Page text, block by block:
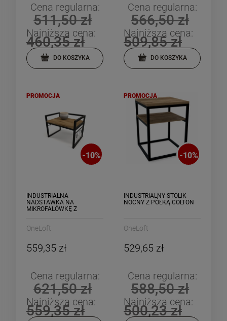
Cena regularna:
511,50 zł
Najniższa cena:
460,35 zł
DO KOSZYKA
Cena regularna:
566,50 zł
Najniższa cena:
509,85 zł
DO KOSZYKA
-10%
INDUSTRIALNA
NADSTAWKA NA
MIKROFALÓWKĘ Z
OneLoft
559,35 zł
Cena regularna:
621,50 zł
Najniższa cena:
559,35 zł
PROMOCJA
-10%
INDUSTRIALNY STOLIK
NOCNY Z PÓŁKĄ COLTON
OneLoft
529,65 zł
Cena regularna:
588,50 zł
Najniższa cena:
500,23 zł
PROMOCJA